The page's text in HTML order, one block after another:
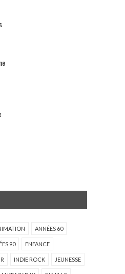
ANNÉES 60
90 ENFANCE
INDIE ROCK JEUNESSE